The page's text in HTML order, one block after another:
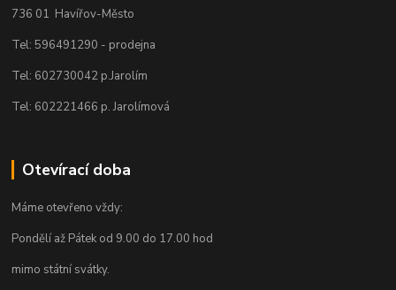
736 01 Havířov-Město
Tel: 596491290 - prodejna
Tel: 602730042 p.Jarolím
Tel: 602221466 p. Jarolímová
Otevírací doba
Máme otevřeno vždy:
Pondělí až Pátek od 9.00 do 17.00 hod
mimo státní svátky.